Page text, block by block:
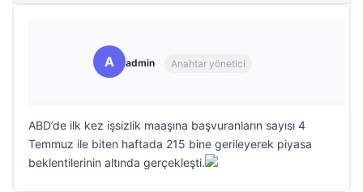
A admin Anahtar yönetici
ABD’de ilk kez işsizlik maaşına başvuranların sayısı 4
Temmuz ile biten haftada 215 bine gerileyerek piyasa
beklentilerinin altında gerçekleşti.